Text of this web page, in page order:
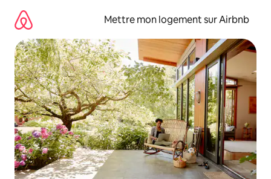
directement
contenu
Mettre mon logement sur Airbnb